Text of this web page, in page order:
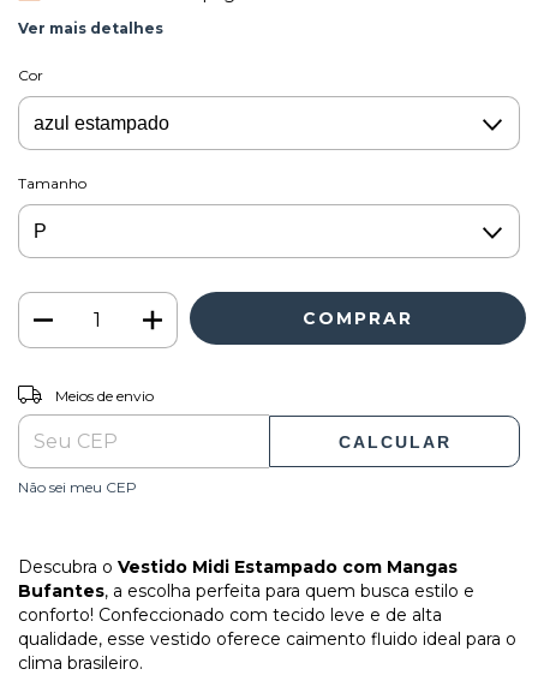
Ver mais detalhes
Cor
Tamanho
Entregas para o CEP:
Meios de envio
CALCULAR
Não sei meu CEP
Descubra o Vestido Midi Estampado com Mangas
Bufantes, a escolha perfeita para quem busca estilo e
conforto! Confeccionado com tecido leve e de alta
qualidade, esse vestido oferece caimento fluido ideal para o
clima brasileiro.